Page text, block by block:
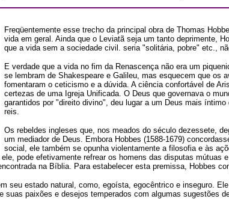
Freqüentemente esse trecho da principal obra de Thomas
vida em geral. Ainda que o Leviatã seja um tanto deprimente,
que a vida sem a sociedade civil. seria "solitária, pobre" etc.,
E verdade que a vida no fim da Renascença não era um
se lembram de Shakespeare e Galileu, mas esquecem que os
fomentaram o ceticismo e a dúvida. A ciência confortável de
certezas de uma Igreja Unificada. O Deus que governava o
garantidos por "direito divino", deu lugar a um Deus mais
reis.
Os rebeldes ingleses que, nos meados do século dezessete,
um mediador de Deus. Embora Hobbes (1588-1679)
social, ele também se opunha violentamente a filosofia e às
pode efetivamente refrear os homens das disputas mútuas
na Bíblia. Para estabelecer esta premissa, Hobbes
seu estado natural, como, egoísta, egocêntrico e inseguro.
suas paixões e desejos temperados com algumas sugestões